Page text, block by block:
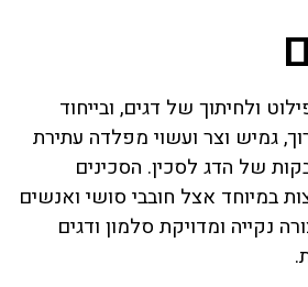
ולחיתוך של דגים, ובייחוד
גמיש וצר ועשוי מפלדה עתירת
של הדג לסכין. הסכינים
במיוחד אצל חובבי סושי ואנשים
נקייה ומדויקת סלמון ודגים